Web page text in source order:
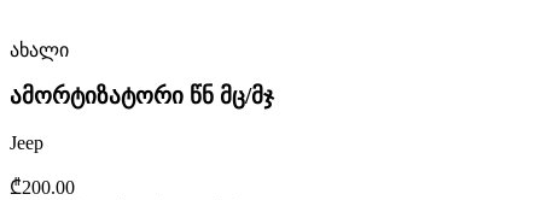
ახალი
ამორტიზატორი წნ მც/მჯ
Jeep
₾200.00